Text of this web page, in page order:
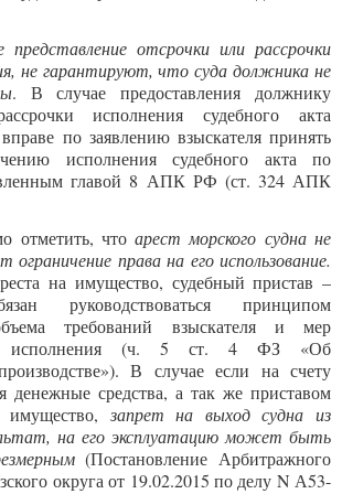
представление отсрочки или рассрочки
не гарантируют, что суда должника не
. В случае предоставления должнику
исполнения судебного акта
по заявлению взыскателя принять
исполнения судебного акта по
главой 8 АПК РФ (ст. 324 АПК
отметить, чтоарест морского судна не
ограничение права на его использование.
на имущество, судебный пристав –
руководствоваться принципом
требований взыскателя и мер
исполнения (ч. 5 ст. 4 ФЗ «Об
В случае если на счету
денежные средства, а так же приставом
запрет на выход судна из
на его эксплуатацию может быть
(Постановление Арбитражного
округа от 19.02.2015 по делу N А53-